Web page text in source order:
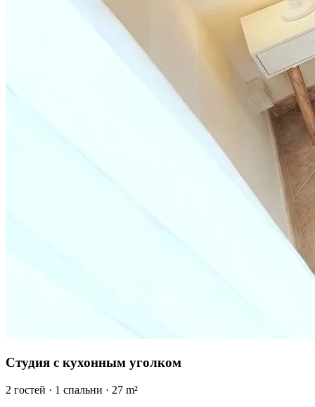
Студия с кухонным уголком
2 гостей · 1 спальни · 27 m²